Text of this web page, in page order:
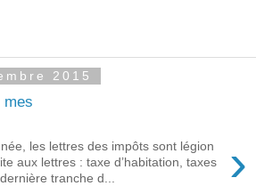
2015
mes
›
les lettres des impôts sont légion
aux lettres : taxe d’habitation, taxes
tranche d...